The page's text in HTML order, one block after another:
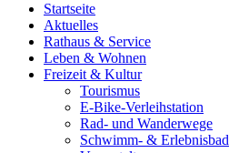
Startseite
Aktuelles
Rathaus & Service
Leben & Wohnen
Freizeit & Kultur
Tourismus
E-Bike-Verleihstation
Rad- und Wanderwege
Schwimm- & Erlebnisbad